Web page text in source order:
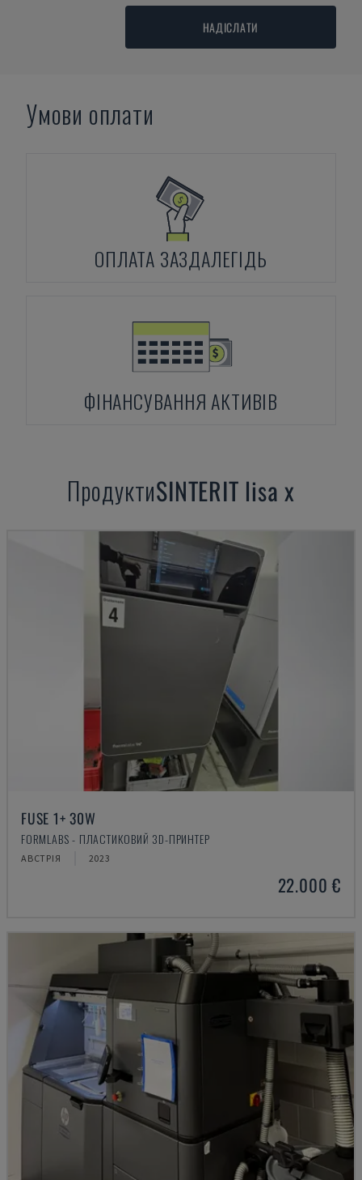
НАДІСЛАТИ
Умови оплати
ОПЛАТА ЗАЗДАЛЕГІДЬ
ФІНАНСУВАННЯ АКТИВІВ
ПродуктиSINTERIT lisa x
FUSE 1+ 30W
FORMLABS - ПЛАСТИКОВИЙ 3D-ПРИНТЕР
АВСТРІЯ 2023
22.000 €